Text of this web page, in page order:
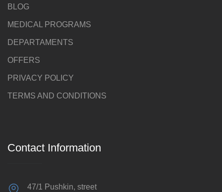
BLOG
MEDICAL PROGRAMS
DEPARTAMENTS
OFFERS
PRIVACY POLICY
TERMS AND CONDITIONS
Contact Information
47/1 Pushkin, street